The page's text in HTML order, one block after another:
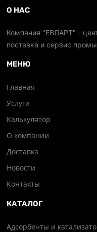
О НАС
Компания "ЕВЛАРТ" -
поставка и сервис
МЕНЮ
Главная
Услуги
Калькулятор
О компании
Доставка
Новости
Контакты
КАТАЛОГ
Адсорбенты и